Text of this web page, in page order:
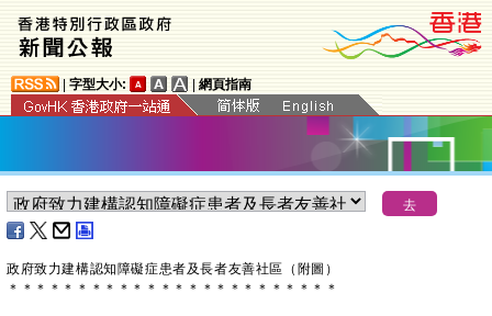
字型大小: 網頁指南
政府致力建構認知障礙症患者及長者友善社區（附圖）
＊ ＊ ＊ ＊ ＊ ＊ ＊ ＊ ＊ ＊ ＊ ＊ ＊ ＊ ＊ ＊ ＊ ＊ ＊ ＊ ＊ ＊ ＊ ＊